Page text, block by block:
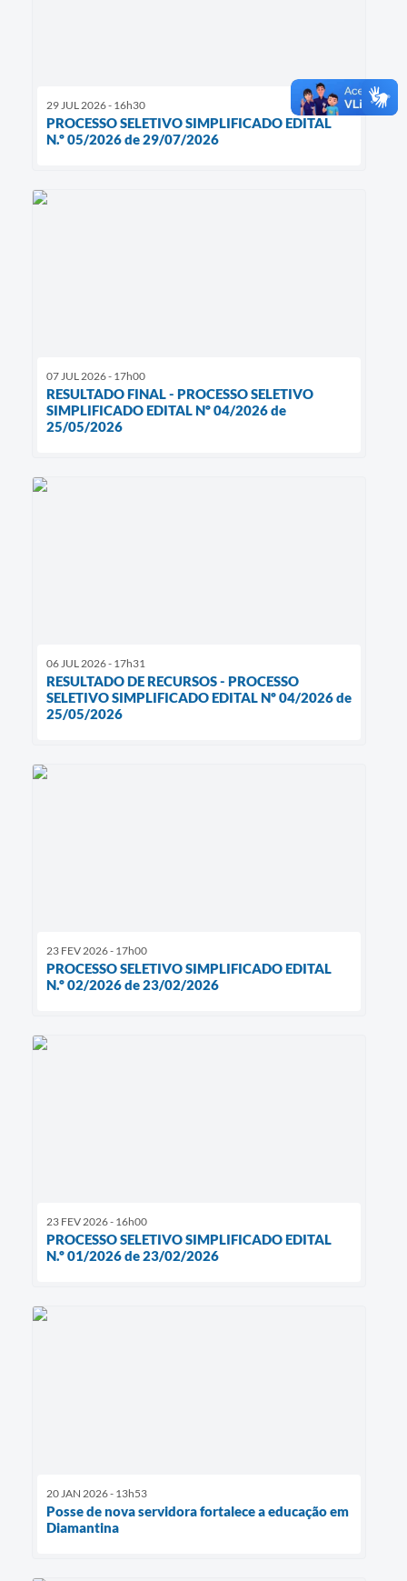
29 JUL 2026 - 16h30
PROCESSO SELETIVO SIMPLIFICADO EDITAL
N.º 05/2026 de 29/07/2026
07 JUL 2026 - 17h00
RESULTADO FINAL - PROCESSO SELETIVO
SIMPLIFICADO EDITAL Nº 04/2026 de
25/05/2026
06 JUL 2026 - 17h31
RESULTADO DE RECURSOS - PROCESSO
SELETIVO SIMPLIFICADO EDITAL Nº 04/2026 de
25/05/2026
23 FEV 2026 - 17h00
PROCESSO SELETIVO SIMPLIFICADO EDITAL
N.º 02/2026 de 23/02/2026
23 FEV 2026 - 16h00
PROCESSO SELETIVO SIMPLIFICADO EDITAL
N.º 01/2026 de 23/02/2026
20 JAN 2026 - 13h53
Posse de nova servidora fortalece a educação em
Diamantina